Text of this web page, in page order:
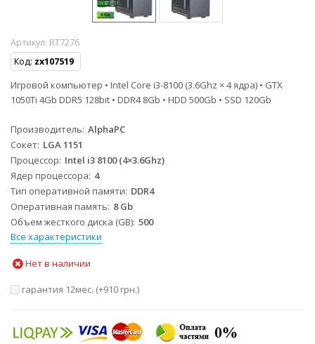
Артикул: RT7276
Код: zx107519
Игровой компьютер • Intel Core i3-8100 (3.6Ghz × 4 ядра) • GTX
1050Ti 4Gb DDR5 128bit • DDR4 8Gb • HDD 500Gb • SSD 120Gb
Производитель AlphaPC
Сокет LGA 1151
Процессор Intel i3 8100 (4×3.6Ghz)
Ядер процессора 4
Тип оперативной памяти DDR4
Оперативная память 8 Gb
Объем жесткого диска (GB) 500
Все характеристики
Нет в наличии
гарантия 12мес. (+910 грн.)